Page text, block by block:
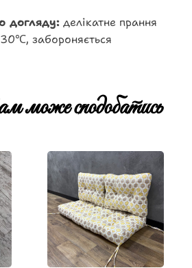
догляду: делікатне прання
забороняється
сподобатись